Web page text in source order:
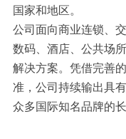
国家和地区。
公司面向商业连锁、
数码、酒店、公共场
解决方案。凭借完善
准，公司持续输出具
众多国际知名品牌的长